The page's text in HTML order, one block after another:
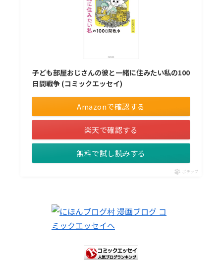
子ども部屋おじさんの彼と一緒に住みたい私の100
日間戦争 (コミックエッセイ)
Amazonで確認する
楽天で確認する
無料で試し読みする
ポチップ